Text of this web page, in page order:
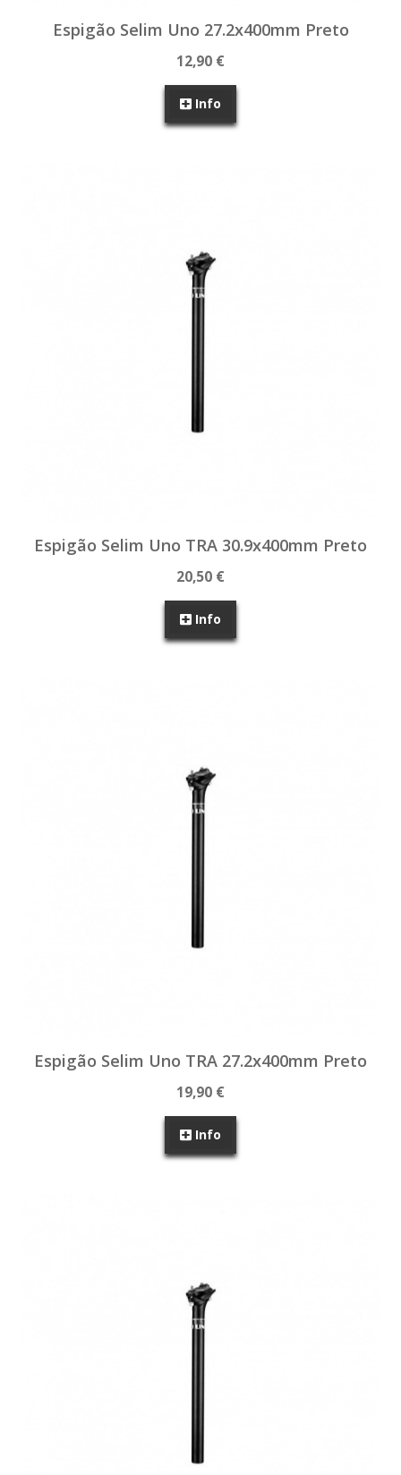
Espigão Selim Uno 27.2x400mm Preto
12,90 €
Info
Espigão Selim Uno TRA 30.9x400mm Preto
20,50 €
Info
Espigão Selim Uno TRA 27.2x400mm Preto
19,90 €
Info